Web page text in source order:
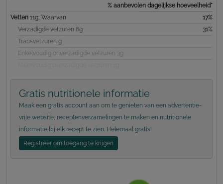
% aanbevolen dagelijkse hoeveelheid*
Vetten 11g, Waarvan
17%
Verzadigde vetzuren 6g
31%
Transvetzuren g
Enkelvoudig onverzadigde vetzuren 3g
Gratis nutritionele informatie
Maak een gratis account aan om te genieten van een advertentie-
vrije website, receptenverzamelingen te maken en nutritionele
informatie bij elk recept te zien. Helemaal gratis!
Registreer om toegang te krijgen